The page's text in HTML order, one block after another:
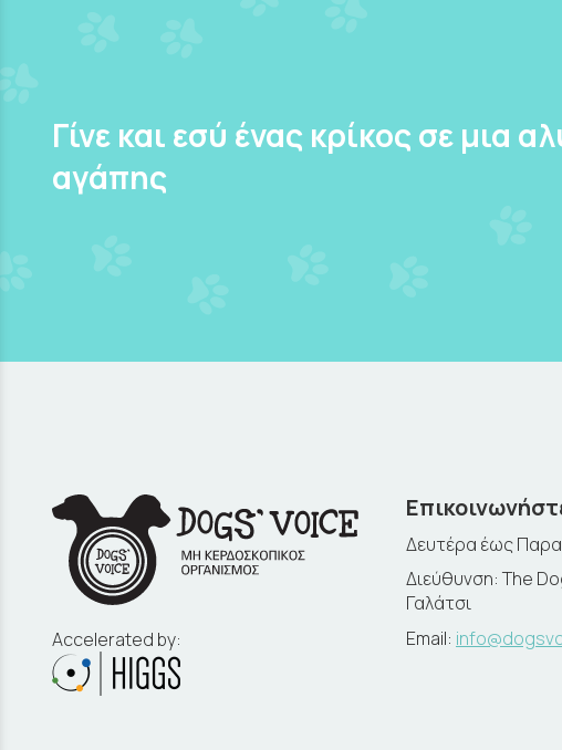
Γίνε και εσύ ένας κρίκος σε μια
αγάπης
Accelerated by:
Δευτέρα έως
Διεύθυνση: The
Γαλάτσι
Email: